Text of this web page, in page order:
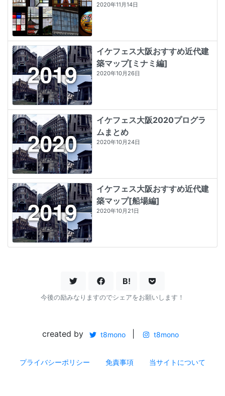
2020年11月14日
イケフェス大阪おすすめ近代建
築マップ[ミナミ編]
2020年10月26日
イケフェス大阪2020プログラ
ムまとめ
2020年10月24日
イケフェス大阪おすすめ近代建
築マップ[船場編]
2020年10月21日
B!
今後の励みなりますのでシェアをお願いします！
created by t8mono t8mono
プライバシーポリシー 免責事項 当サイトについて